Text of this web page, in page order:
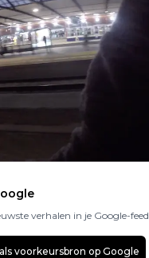
verhalen in je Google-feed
voorkeursbron op Google